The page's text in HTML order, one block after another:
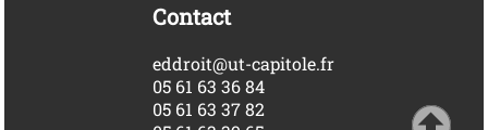
Contact
eddroit@ut-capitole.fr
05 61 63 36 84
05 61 63 37 82